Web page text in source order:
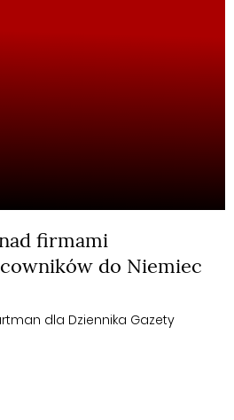
firmami
do Niemiec
dla Dziennika Gazety